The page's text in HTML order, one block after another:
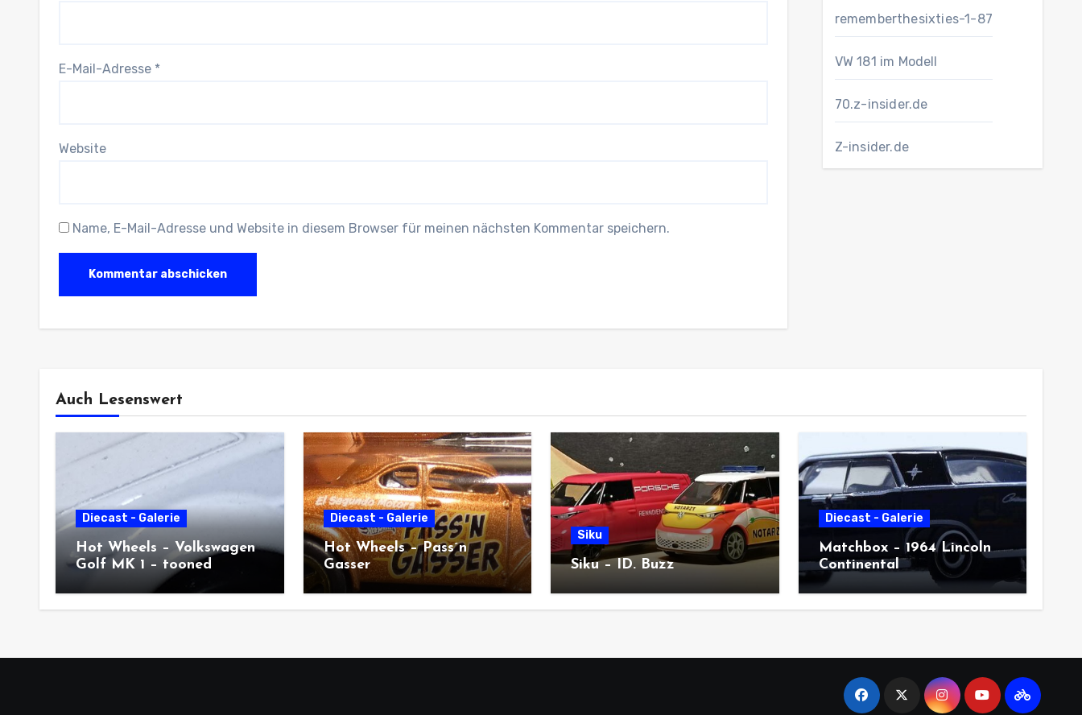
E-Mail-Adresse *
Website
Name, E-Mail-Adresse und Website in diesem Browser für meinen nächsten Kommentar speichern.
rememberthesixties-1-87
VW 181 im Modell
70.z-insider.de
Z-insider.de
Auch Lesenswert
Diecast - Galerie
Hot Wheels – Volkswagen
Golf MK 1 – tooned
Diecast - Galerie
Hot Wheels – Pass´n
Gasser
Siku
Siku – ID. Buzz
Diecast - Galerie
Matchbox – 1964 Lincoln
Continental